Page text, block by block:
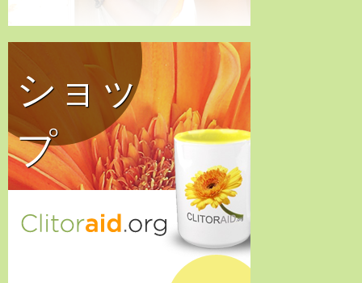
ショッ
プ